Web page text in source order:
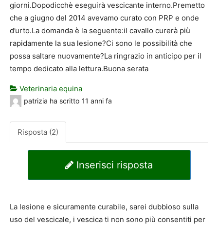
giorni.Dopodicchè eseguirà vescicante interno.Premetto
che a giugno del 2014 avevamo curato con PRP e onde
d’urto.La domanda è la seguente:il cavallo curerà più
rapidamente la sua lesione?Ci sono le possibilità che
possa saltare nuovamente?La ringrazio in anticipo per il
tempo dedicato alla lettura.Buona serata
Veterinaria equina
patrizia ha scritto 11 anni fa
Risposta (2)
Inserisci risposta
La lesione e sicuramente curabile, sarei dubbioso sulla
uso del vescicale, i vescica ti non sono più consentiti per